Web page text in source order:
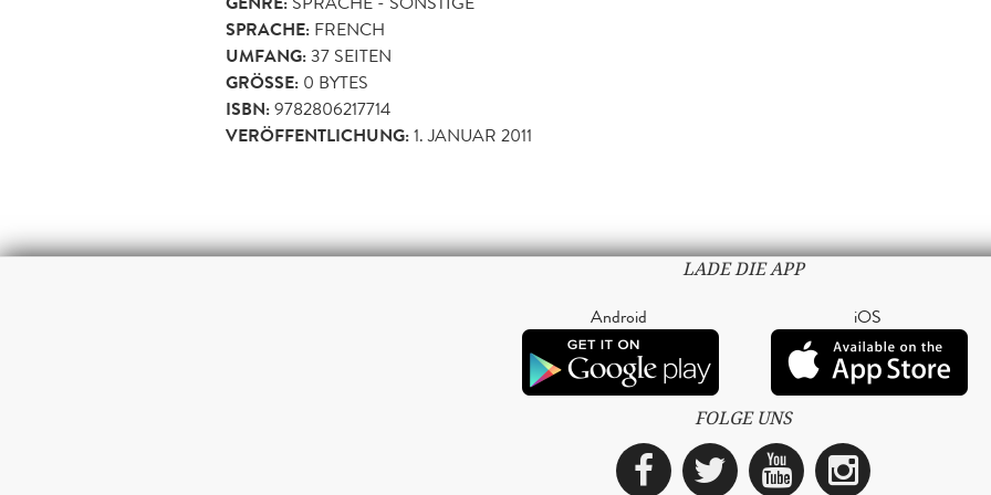
SPRACHE: FRENCH
UMFANG:37 SEITEN
GRÖSSE: 0 BYTES
ISBN:9782806217714
VERÖFFENTLICHUNG:1. JANUAR 2011
LADE DIE APP
Android iOS
FOLGE UNS
Facebook
TwitterYouTube